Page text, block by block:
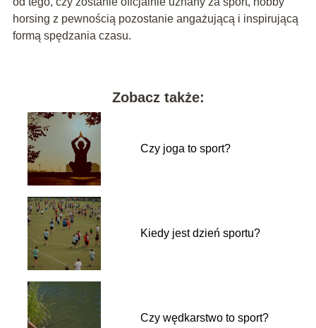
horsing z pewnością pozostanie angażującą i inspirującą
formą spędzania czasu.
Zobacz także:
Czy joga to sport?
Kiedy jest dzień sportu?
Czy wędkarstwo to sport?